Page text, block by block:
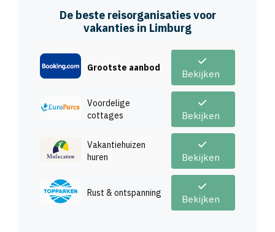
De beste reisorganisaties voor
vakanties in Limburg
Bekijken
cottages
Bekijken
Bekijken